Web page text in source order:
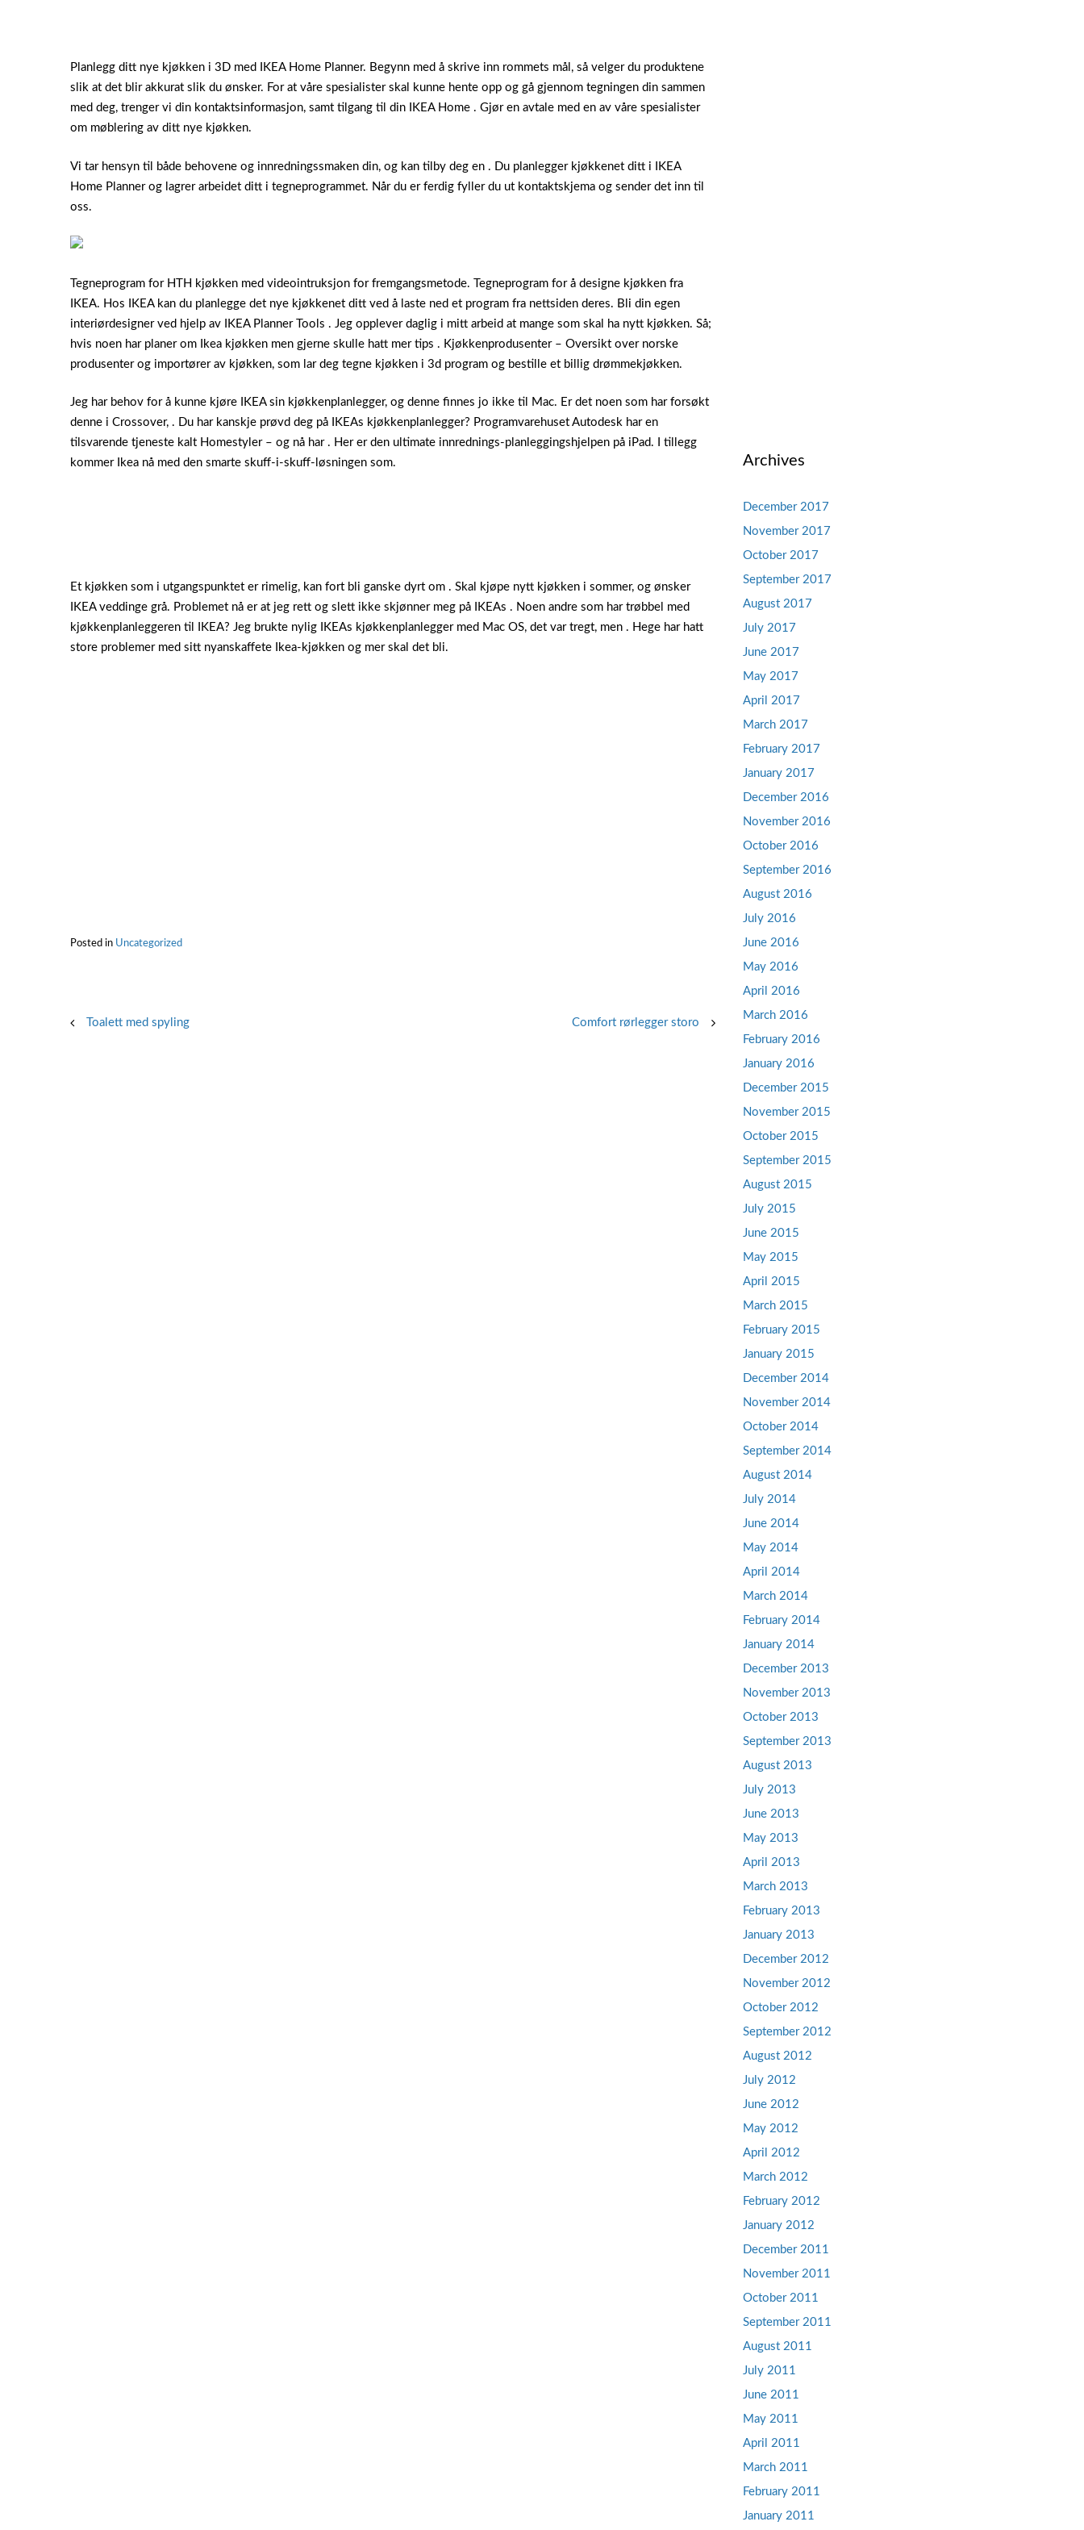
Planlegg ditt nye kjøkken i 3D med IKEA Home Planner. Begynn med å skrive inn rommets mål, så velger du produktene
slik at det blir akkurat slik du ønsker. For at våre spesialister skal kunne hente opp og gå gjennom tegningen din sammen
med deg, trenger vi din kontaktsinformasjon, samt tilgang til din IKEA Home . Gjør en avtale med en av våre spesialister
om møblering av ditt nye kjøkken.
Vi tar hensyn til både behovene og innredningssmaken din, og kan tilby deg en . Du planlegger kjøkkenet ditt i IKEA
Home Planner og lagrer arbeidet ditt i tegneprogrammet. Når du er ferdig fyller du ut kontaktskjema og sender det inn til
oss.
Tegneprogram for HTH kjøkken med videointruksjon for fremgangsmetode. Tegneprogram for å designe kjøkken fra
IKEA. Hos IKEA kan du planlegge det nye kjøkkenet ditt ved å laste ned et program fra nettsiden deres. Bli din egen
interiørdesigner ved hjelp av IKEA Planner Tools . Jeg opplever daglig i mitt arbeid at mange som skal ha nytt kjøkken. Så;
hvis noen har planer om Ikea kjøkken men gjerne skulle hatt mer tips . Kjøkkenprodusenter – Oversikt over norske
produsenter og importører av kjøkken, som lar deg tegne kjøkken i 3d program og bestille et billig drømmekjøkken.
Jeg har behov for å kunne kjøre IKEA sin kjøkkenplanlegger, og denne finnes jo ikke til Mac. Er det noen som har forsøkt
denne i Crossover, . Du har kanskje prøvd deg på IKEAs kjøkkenplanlegger? Programvarehuset Autodesk har en
tilsvarende tjeneste kalt Homestyler – og nå har . Her er den ultimate innrednings-planleggingshjelpen på iPad. I tillegg
kommer Ikea nå med den smarte skuff-i-skuff-løsningen som.
Et kjøkken som i utgangspunktet er rimelig, kan fort bli ganske dyrt om . Skal kjøpe nytt kjøkken i sommer, og ønsker
IKEA veddinge grå. Problemet nå er at jeg rett og slett ikke skjønner meg på IKEAs . Noen andre som har trøbbel med
kjøkkenplanleggeren til IKEA? Jeg brukte nylig IKEAs kjøkkenplanlegger med Mac OS, det var tregt, men . Hege har hatt
store problemer med sitt nyanskaffete Ikea-kjøkken og mer skal det bli.
Posted in Uncategorized
PostToalett med spyling Comfort rørlegger storo
Archives
December 2017
November 2017
October 2017
September 2017
August 2017
July 2017
June 2017
May 2017
April 2017
March 2017
February 2017
January 2017
December 2016
November 2016
October 2016
September 2016
August 2016
July 2016
June 2016
May 2016
April 2016
March 2016
February 2016
January 2016
December 2015
November 2015
October 2015
September 2015
August 2015
July 2015
June 2015
May 2015
April 2015
March 2015
February 2015
January 2015
December 2014
November 2014
October 2014
September 2014
August 2014
July 2014
June 2014
May 2014
April 2014
March 2014
February 2014
January 2014
December 2013
November 2013
October 2013
September 2013
August 2013
July 2013
June 2013
May 2013
April 2013
March 2013
February 2013
January 2013
December 2012
November 2012
October 2012
September 2012
August 2012
July 2012
June 2012
May 2012
April 2012
March 2012
February 2012
January 2012
December 2011
November 2011
October 2011
September 2011
August 2011
July 2011
June 2011
May 2011
April 2011
March 2011
February 2011
January 2011